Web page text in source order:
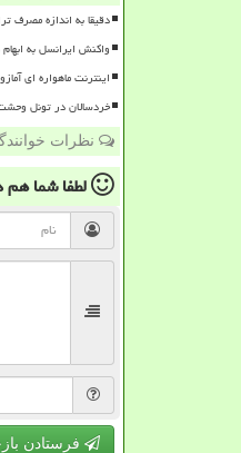
دقیقا به اندازه مصرف
واکنش ایرانسل به
اینترنت ماهواره ای
خردسالان در تونل
نظرات
لطفا شما هم
فرستادن